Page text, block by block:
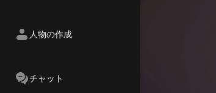
人物の作成
チャット